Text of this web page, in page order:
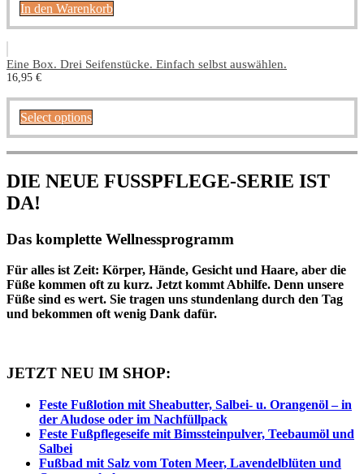
In den Warenkorb
Eine Box. Drei Seifenstücke. Einfach selbst auswählen.
16,95 €
Select options
DIE NEUE FUSSPFLEGE-SERIE IST
DA!
Das komplette Wellnessprogramm
Für alles ist Zeit: Körper, Hände, Gesicht und Haare, aber die
Füße kommen oft zu kurz. Jetzt kommt Abhilfe. Denn unsere
Füße sind es wert. Sie tragen uns stundenlang durch den Tag
und bekommen oft wenig Dank dafür.
JETZT NEU IM SHOP:
Feste Fußlotion mit Sheabutter, Salbei- u. Orangenöl – in
der Aludose oder im Nachfüllpack
Feste Fußpflegeseife mit Bimssteinpulver, Teebaumöl und
Salbei
Fußbad mit Salz vom Toten Meer, Lavendelblüten und